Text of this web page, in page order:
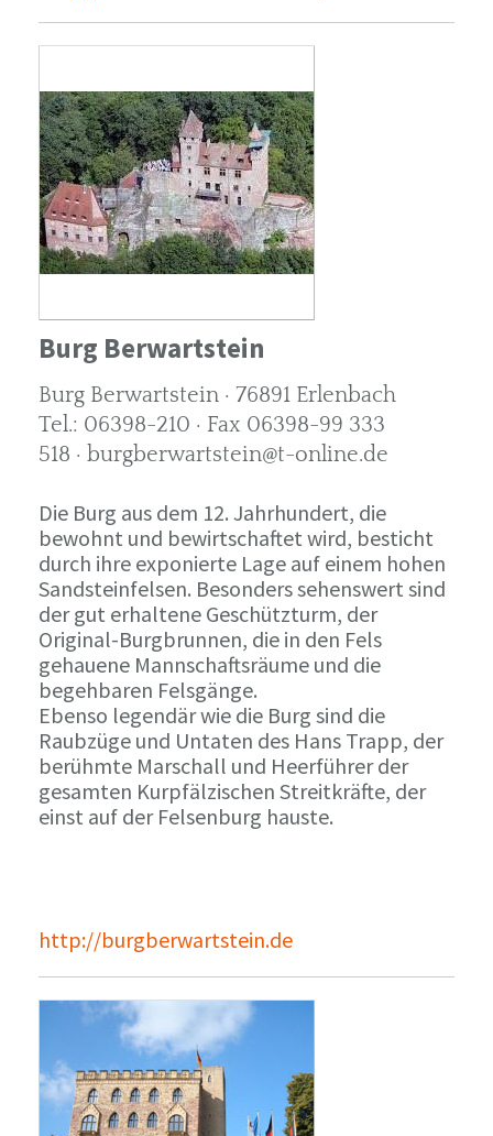
Burg Berwartstein
Burg Berwartstein · 76891 Erlenbach
Tel.: 06398-210 · Fax 06398-99 333
518 · burgberwartstein@t-online.de
Die Burg aus dem 12. Jahrhundert, die
bewohnt und bewirtschaftet wird, besticht
durch ihre exponierte Lage auf einem hohen
Sandsteinfelsen. Besonders sehenswert sind
der gut erhaltene Geschützturm, der
Original-Burgbrunnen, die in den Fels
gehauene Mannschaftsräume und die
begehbaren Felsgänge.
Ebenso legendär wie die Burg sind die
Raubzüge und Untaten des Hans Trapp, der
berühmte Marschall und Heerführer der
gesamten Kurpfälzischen Streitkräfte, der
einst auf der Felsenburg hauste.
http://burgberwartstein.de